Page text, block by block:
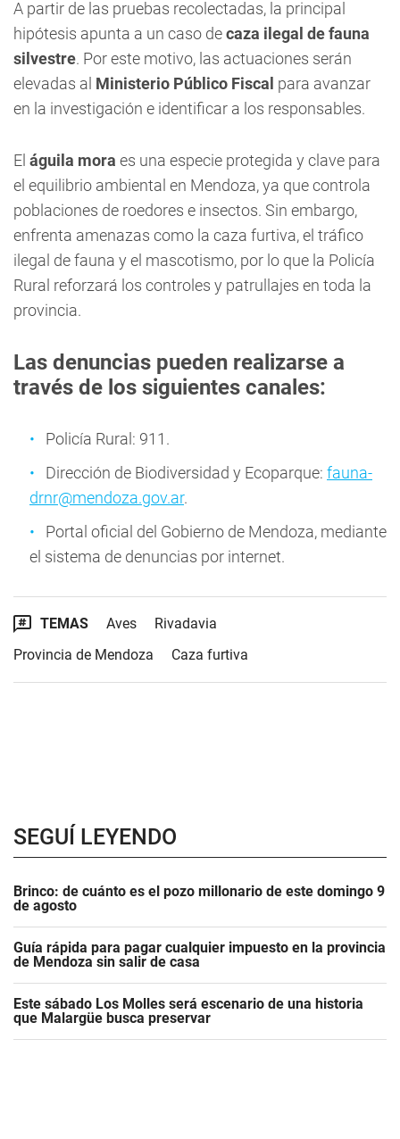
A partir de las pruebas recolectadas, la principal
hipótesis apunta a un caso decaza ilegal de fauna
silvestre. Por este motivo, las actuaciones serán
elevadas al Ministerio Público Fiscal para avanzar
en la investigación e identificar a los responsables.
El águila mora es una especie protegida y clave para
el equilibrio ambiental en Mendoza, ya que controla
poblaciones de roedores e insectos. Sin embargo,
enfrenta amenazas como la caza furtiva, el tráfico
ilegal de fauna y el mascotismo, por lo que la Policía
Rural reforzará los controles y patrullajes en toda la
provincia.
Las denuncias pueden realizarse a
través de los siguientes canales:
Policía Rural: 911.
Dirección de Biodiversidad y Ecoparque: fauna-
drnr@mendoza.gov.ar.
Portal oficial del Gobierno de Mendoza, mediante
el sistema de denuncias por internet.
TEMAS Aves
Rivadavia
Provincia de Mendoza
Caza furtiva
SEGUÍ LEYENDO
Brinco: de cuánto es el pozo millonario de este domingo 9
de agosto
Guía rápida para pagar cualquier impuesto en la provincia
de Mendoza sin salir de casa
Este sábado Los Molles será escenario de una historia
que Malargüe busca preservar